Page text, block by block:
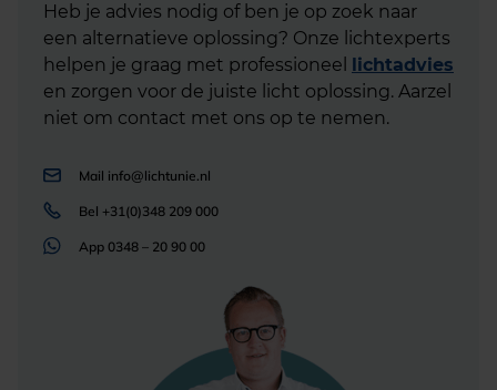
Heb je advies nodig of ben je op zoek naar
een alternatieve oplossing? Onze lichtexperts
helpen je graag met professioneel lichtadvies
en zorgen voor de juiste licht oplossing. Aarzel
niet om contact met ons op te nemen.
Mail info@lichtunie.nl
Bel +31(0)348 209 000
App 0348 – 20 90 00